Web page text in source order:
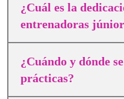
¿Cuál es la
entrenadoras
¿Cuándo y dónde
prácticas?